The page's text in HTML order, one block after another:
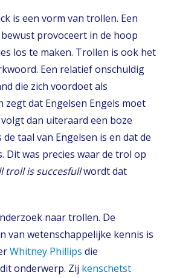
is een vorm van trollen. Een
provoceert in de hoop
los te maken. Trollen is ook het
Een relatief onschuldig
die zich voordoet als
zegt dat Engelsen Engels moet
dan uiteraard een boze
taal van Engelsen is en dat de
Dit was precies waar de trol op
troll is succesfullwordt dat
naar trollen. De
van wetenschappelijke kennis is
Whitney Phillips die
onderwerp. Zij kenschetst